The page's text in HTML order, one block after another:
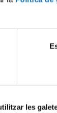
les
13 Junio,